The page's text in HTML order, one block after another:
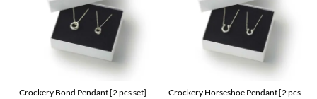
Crockery Bond Pendant [2 pcs set]
Crockery Horseshoe Pendant [2 pcs